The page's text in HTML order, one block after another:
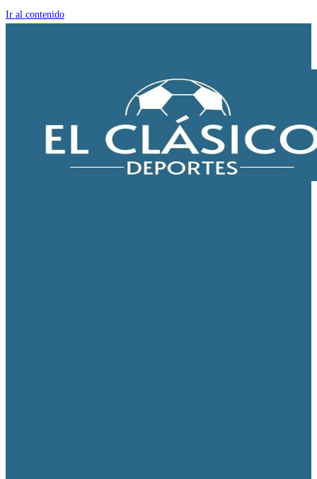
Ir al contenido